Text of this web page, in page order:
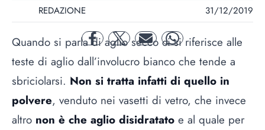
REDAZIONE 31/12/2019
facebooktwitter mail whatsapp
Quando si parla di aglio secco ci si riferisce alle
teste di aglio dall’involucro bianco che tende a
sbriciolarsi. Non si tratta infatti di quello in
polvere, venduto nei vasetti di vetro, che invece
altro non è che aglio disidratato e al quale per